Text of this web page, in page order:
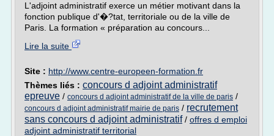
L'adjoint administratif exerce un métier motivant dans la
fonction publique d'�?tat, territoriale ou de la ville de
Paris. La formation « préparation au concours...
Lire la suite
Site : http://www.centre-europeen-formation.fr
Thèmes liés : concours d adjoint administratif
epreuve / concours d adjoint administratif de la ville de paris /
concours d adjoint administratif mairie de paris / recrutement
sans concours d adjoint administratif/ offres d emploi
adjoint administratif territorial